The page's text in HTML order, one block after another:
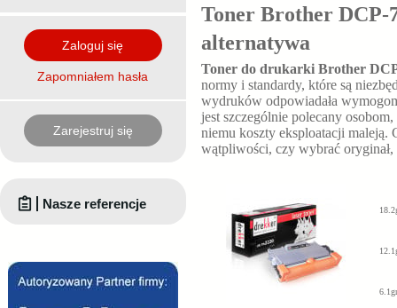
Toner Brother DCP-
alternatywa
Toner do drukarki Brother
normy i standardy, które są
wydruków odpowiadała
jest szczególnie polecany
niemu koszty eksploatacji maleją.
wątpliwości, czy wybrać
6.1gr
Zaloguj się
Zapomniałem hasła
Zarejestruj się
Nasze referencje